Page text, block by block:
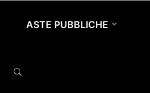
ASTE PUBBLICHE